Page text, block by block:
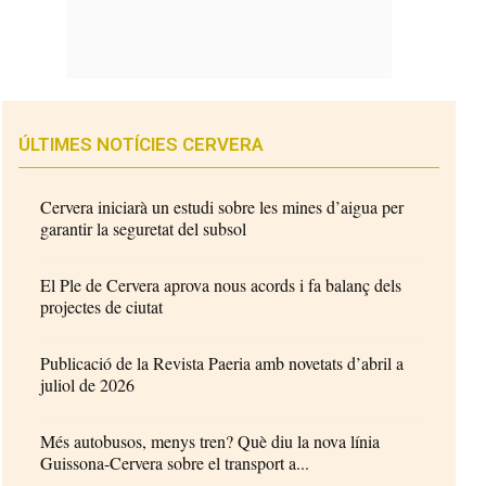
ÚLTIMES NOTÍCIES CERVERA
Cervera iniciarà un estudi sobre les mines d’aigua per
garantir la seguretat del subsol
El Ple de Cervera aprova nous acords i fa balanç dels
projectes de ciutat
Publicació de la Revista Paeria amb novetats d’abril a
juliol de 2026
Més autobusos, menys tren? Què diu la nova línia
Guissona-Cervera sobre el transport a...